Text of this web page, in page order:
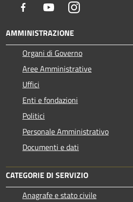
Facebook YoutubeInstagram
AMMINISTRAZIONE
Organi di Governo
Aree Amministrative
Uffici
Enti e fondazioni
Politici
Personale Amministrativo
Documenti e dati
CATEGORIE DI SERVIZIO
Anagrafe e stato civile